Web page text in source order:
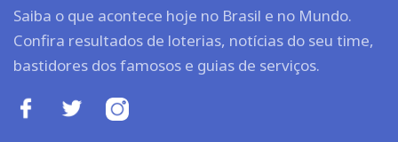
Saiba o que acontece hoje no Brasil e no Mundo.
Confira resultados de loterias, notícias do seu time,
bastidores dos famosos e guias de serviços.